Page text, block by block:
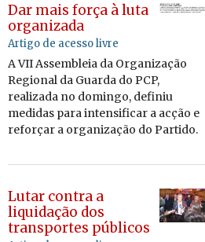
Dar mais força à luta
organizada
Artigo de acesso livre
A VII As­sem­bleia da Or­ga­ni­zação
Re­gi­onal da Guarda do PCP,
re­a­li­zada no do­mingo, de­finiu
me­didas para in­ten­si­ficar a acção e
re­forçar a or­ga­ni­zação do Par­tido.
Lutar contra a
liquidação dos
transportes públicos